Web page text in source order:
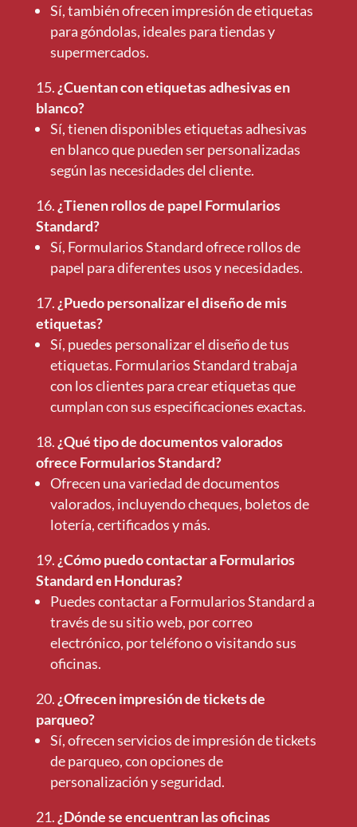
Sí, también ofrecen impresión de etiquetas
para góndolas, ideales para tiendas y
supermercados.
¿Cuentan con etiquetas adhesivas en
blanco?
Sí, tienen disponibles etiquetas adhesivas
en blanco que pueden ser personalizadas
según las necesidades del cliente.
¿Tienen rollos de papel Formularios
Standard?
Sí, Formularios Standard ofrece rollos de
papel para diferentes usos y necesidades.
¿Puedo personalizar el diseño de mis
etiquetas?
Sí, puedes personalizar el diseño de tus
etiquetas. Formularios Standard trabaja
con los clientes para crear etiquetas que
cumplan con sus especificaciones exactas.
¿Qué tipo de documentos valorados
ofrece Formularios Standard?
Ofrecen una variedad de documentos
valorados, incluyendo cheques, boletos de
lotería, certificados y más.
¿Cómo puedo contactar a Formularios
Standard en Honduras?
Puedes contactar a Formularios Standard a
través de su sitio web, por correo
electrónico, por teléfono o visitando sus
oficinas.
¿Ofrecen impresión de tickets de
parqueo?
Sí, ofrecen servicios de impresión de tickets
de parqueo, con opciones de
personalización y seguridad.
¿Dónde se encuentran las oficinas